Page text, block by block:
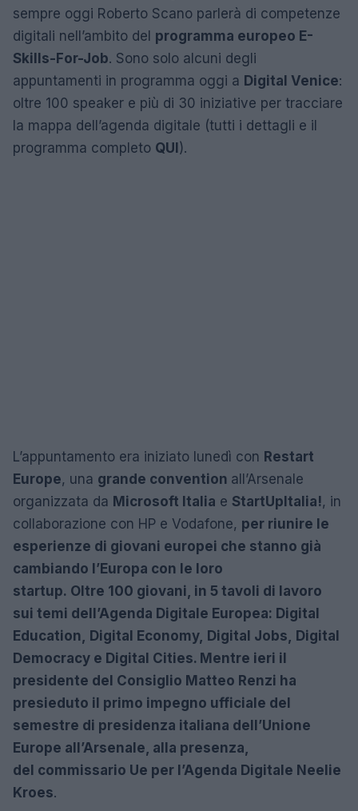
sempre oggi Roberto Scano parlerà di competenze
digitali nell’ambito del programma europeo E-
Skills-For-Job. Sono solo alcuni degli
appuntamenti in programma oggi a Digital Venice:
oltre 100 speaker e più di 30 iniziative per tracciare
la mappa dell’agenda digitale (tutti i dettagli e il
programma completo QUI ).
L’appuntamento era iniziato lunedì con Restart
Europe, una grande convention all’Arsenale
organizzata da Microsoft Italia e StartUpItalia!, in
collaborazione con HP e Vodafone, per riunire le
esperienze di giovani europei che stanno già
cambiando l’Europa con le loro
startup. Oltre 100 giovani, in 5 tavoli di lavoro
sui temi dell’Agenda Digitale Europea: Digital
Education, Digital Economy, Digital Jobs, Digital
Democracy e Digital Cities. M entre ieri il
presidente del Consiglio Matteo Renzi ha
presieduto il primo impegno ufficiale del
semestre di presidenza italiana dell’Unione
Europe all’Arsenale, alla presenza,
del commissario Ue per l’Agenda Digitale Neelie
Kroes.